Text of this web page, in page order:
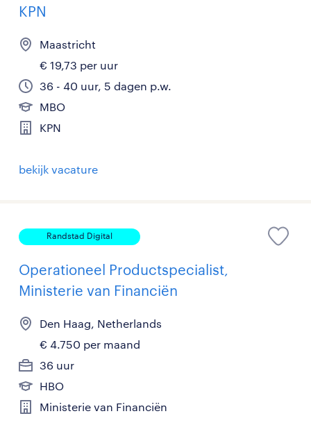
KPN
Maastricht
€ 19,73 per uur
36 - 40 uur, 5 dagen p.w.
MBO
KPN
bekijk vacature
Randstad Digital
Operationeel Productspecialist,
Ministerie van Financiën
Den Haag, Netherlands
€ 4.750 per maand
36 uur
HBO
Ministerie van Financiën